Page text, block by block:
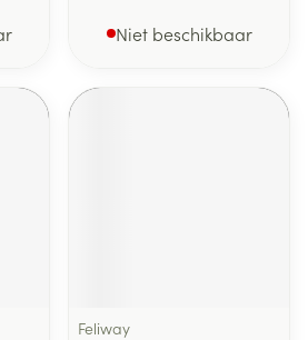
Niet beschikbaar
Feliway